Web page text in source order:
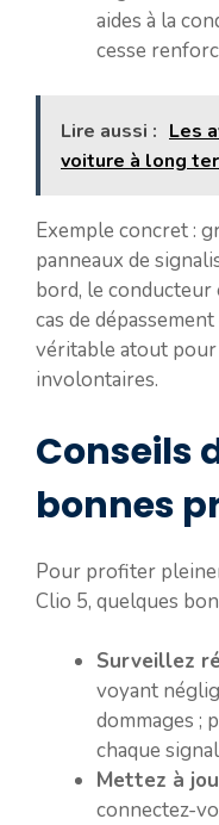
aides à la
cesse
Lire aussi : Les
voiture à long
Exemple concret :
panneaux de
bord, le conducteur
cas de
véritable atout pour
involontaires.
Conseils
bonnes
Pour profiter
Clio 5, quelques
Surveillez
voyant
dommages ;
chaque
Mettez à
connectez-